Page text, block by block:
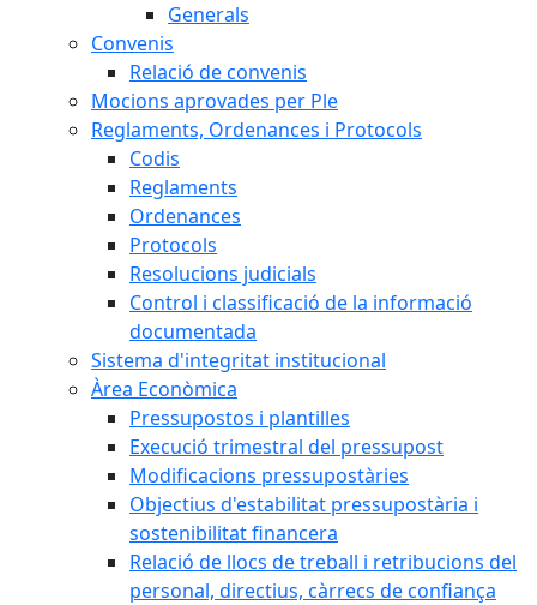
Generals
Convenis
Relació de convenis
Mocions aprovades per Ple
Reglaments, Ordenances i Protocols
Codis
Reglaments
Ordenances
Protocols
Resolucions judicials
Control i classificació de la informació
documentada
Sistema d'integritat institucional
Àrea Econòmica
Pressupostos i plantilles
Execució trimestral del pressupost
Modificacions pressupostàries
Objectius d'estabilitat pressupostària i
sostenibilitat financera
Relació de llocs de treball i retribucions del
personal, directius, càrrecs de confiança